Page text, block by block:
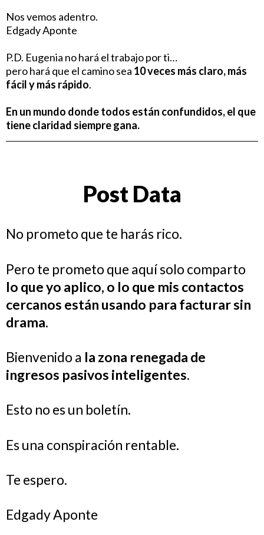
Nos vemos adentro.
Edgady Aponte
P.D. Eugenia no hará el trabajo por ti…
pero hará que el camino sea 10 veces más claro, más
fácil y más rápido.
En un mundo donde todos están confundidos, el que
tiene claridad siempre gana.
Post Data
No prometo que te harás rico.
Pero te prometo que aquí solo comparto
lo que yo aplico, o lo que mis contactos
cercanos están usando para facturar sin
drama.
Bienvenido a la zona renegada de
ingresos pasivos inteligentes.
Esto no es un boletín.
Es una conspiración rentable.
Te espero.
Edgady Aponte